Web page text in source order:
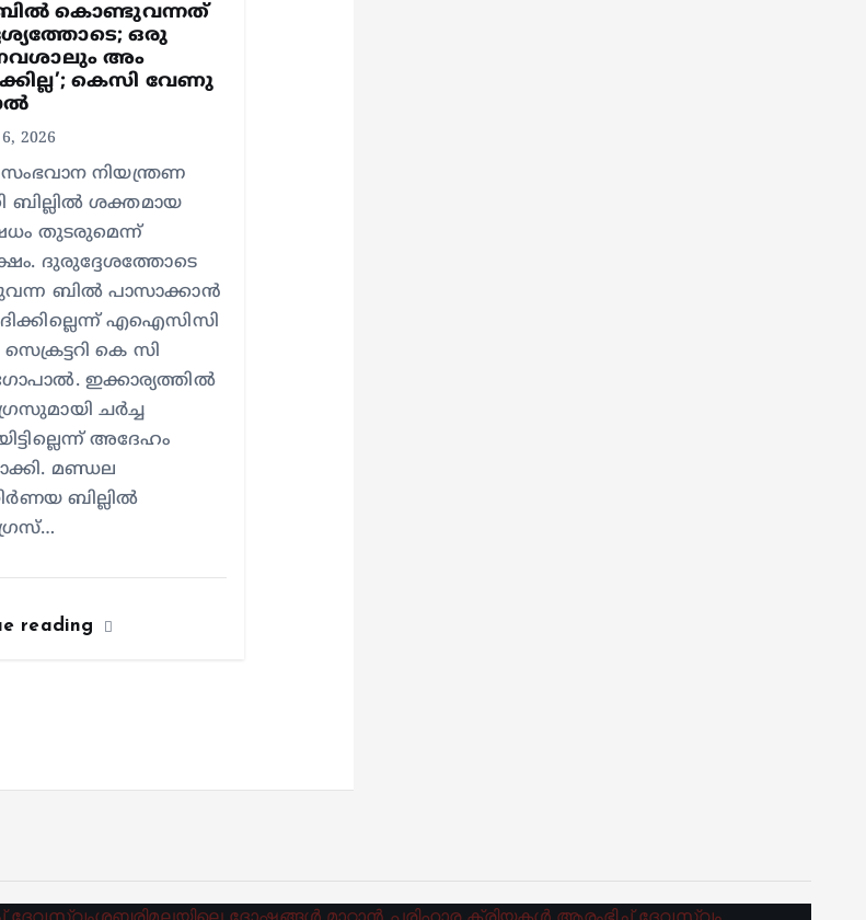
ബിൽ കൊണ്ടുവന്നത്
ഒരു
അം​
കെസി വേണു​
2026
സംഭവാന നിയന്ത്രണ
ബില്ലിൽ ശക്തമായ
തുടരുമെന്ന്
ദുരുദ്ദേശത്തോടെ
ബിൽ പാസാക്കാൻ
എഐസിസി
കെ സി
ഇക്കാര്യത്തിൽ
ചർച്ച
അദേഹം
മണ്ഡല
ബില്ലിൽ
reading